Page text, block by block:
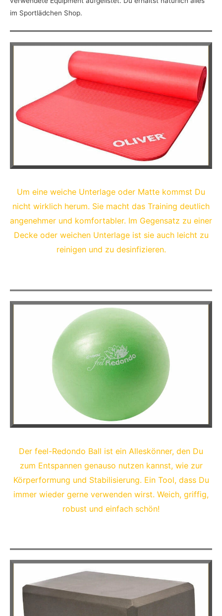
im Sportlädchen Shop.
Um eine weiche Unterlage oder Matte kommst Du
nicht wirklich herum. Sie macht das Training deutlich
angenehmer und komfortabler. Im Gegensatz zu einer
Decke oder weichen Unterlage ist sie auch leicht zu
reinigen und zu desinfizieren.
Der feel-Redondo Ball ist ein Alleskönner, den Du
zum Entspannen genauso nutzen kannst, wie zur
Körperformung und Stabilisierung. Ein Tool, dass Du
immer wieder gerne verwenden wirst. Weich, griffig,
robust und einfach schön!